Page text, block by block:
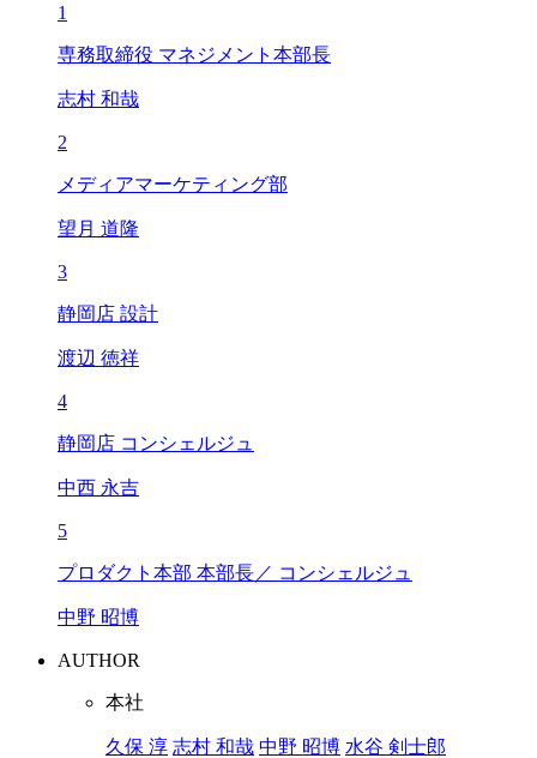
1
専務取締役 マネジメント本部長
志村 和哉
2
メディアマーケティング部
望月 道隆
3
静岡店 設計
渡辺 徳祥
4
静岡店 コンシェルジュ
中西 永吉
5
プロダクト本部 本部長／ コンシェルジュ
中野 昭博
AUTHOR
本社
久保 淳 志村 和哉 中野 昭博 水谷 剣士郎